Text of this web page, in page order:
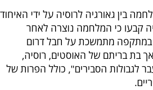
בין גאורגיה לרוסיה על ידי האיחוד
קבעו כי המלחמה נוצרה לאחר
מתמשכת על חבל דרום
בת בריתם של האוסטים, רוסיה,
לגבולות הסבירים", כולל הפרות של